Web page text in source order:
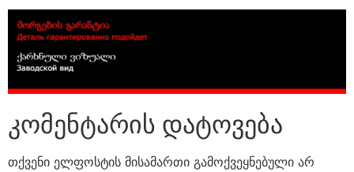
კომენტარის დატოვება
თქვენი ელფოსტის მისამართი გამოქვეყნებული არ